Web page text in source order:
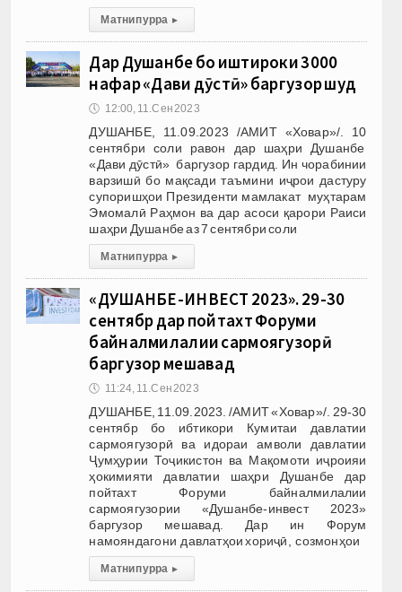
Матни пурра ▸
Дар Душанбе бо иштироки 3000
нафар «Дави дӯстӣ» баргузор шуд
🕔 12:00, 11.Сен 2023
ДУШАНБЕ, 11.09.2023 /АМИТ «Ховар»/. 10
сентябри соли равон дар шаҳри Душанбе
«Дави дӯстӣ» баргузор гардид. Ин чорабинии
варзишӣ бо мақсади таъмини иҷрои дастуру
супоришҳои Президенти мамлакат муҳтарам
Эмомалӣ Раҳмон ва дар асоси қарори Раиси
шаҳри Душанбе аз 7 сентябри соли
Матни пурра ▸
«ДУШАНБЕ-ИНВЕСТ 2023». 29-30
сентябр дар пойтахт Форуми
байналмилалии сармоягузорӣ
баргузор мешавад
🕔 11:24, 11.Сен 2023
ДУШАНБЕ, 11.09.2023. /АМИТ «Ховар»/. 29-30
сентябр бо ибтикори Кумитаи давлатии
сармоягузорӣ ва идораи амволи давлатии
Ҷумҳурии Тоҷикистон ва Мақомоти иҷроияи
ҳокимияти давлатии шаҳри Душанбе дар
пойтахт Форуми байналмилалии
сармоягузории «Душанбе-инвест 2023»
баргузор мешавад. Дар ин Форум
намояндагони давлатҳои хориҷӣ, созмонҳои
Матни пурра ▸